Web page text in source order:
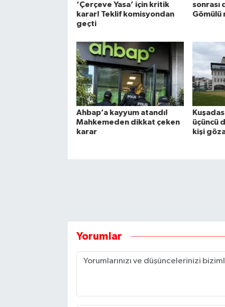
‘Çerçeve Yasa’ için kritik
karar! Teklif komisyondan
geçti
sonrası
Gömülü
Ahbap’a kayyum atandı!
Mahkemeden dikkat çeken
karar
üçüncü
kişi
Yorumlar